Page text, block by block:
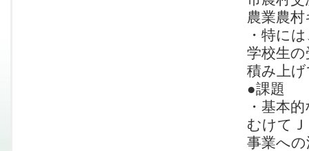
農業農
・特に
学校生
積み上
●課題
・基本
むけて
事業へ